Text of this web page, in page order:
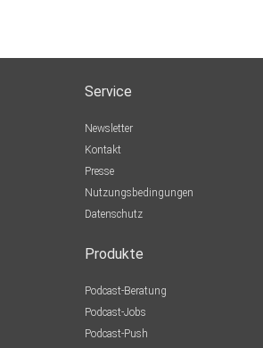
Service
Newsletter
Kontakt
Presse
Nutzungsbedingungen
Datenschutz
Produkte
Podcast-Beratung
Podcast-Jobs
Podcast-Push